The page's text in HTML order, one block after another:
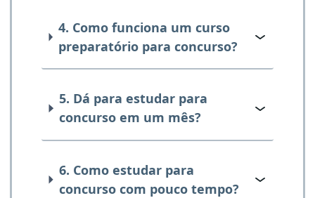
4. Como funciona um curso
preparatório para concurso?
5. Dá para estudar para
concurso em um mês?
6. Como estudar para
concurso com pouco tempo?